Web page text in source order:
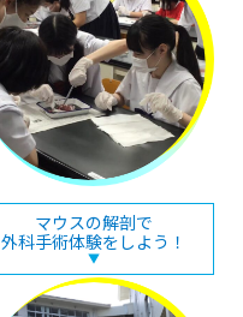
マウスの解剖で
外科手術体験をしよう！
▼